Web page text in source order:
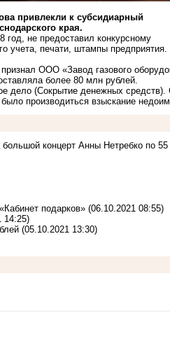
привлекли к субсидиарный
края.
год, не предоставил конкурсному
учета, печати, штампы предприятия.
ООО «Завод газового
более 80 млн рублей.
дело (Сокрытие денежных средств).
производиться взыскание
концерт Анны Нетребко по 55
подарков» (06.10.2021 08:55)
14:25)
(05.10.2021 13:30)